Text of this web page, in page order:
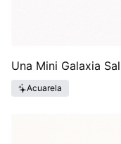
Una Mini Galaxia
Acuarela